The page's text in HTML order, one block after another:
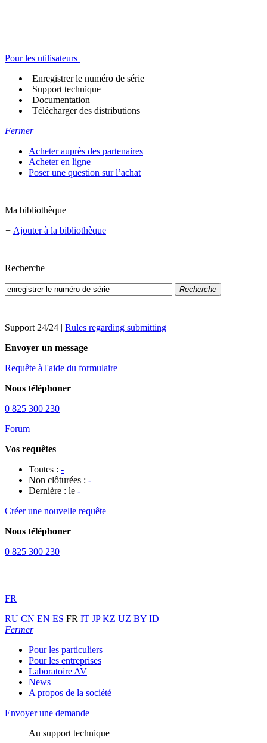
Pour les utilisateurs
Enregistrer le numéro de série
Support technique
Documentation
Télécharger des distributions
Fermer
Acheter auprès des partenaires
Acheter en ligne
Poser une question sur l’achat
Ma bibliothèque
+ Ajouter à la bibliothèque
Recherche
Recherche
Support 24/24 | Rules regarding submitting
Envoyer un message
Requête à l'aide du formulaire
Nous téléphoner
0 825 300 230
Forum
Vos requêtes
Toutes : -
Non clôturées : -
Dernière : le -
Créer une nouvelle requête
Nous téléphoner
0 825 300 230
FR
RU CN EN ES FR IT JPKZ UZ BY ID
Fermer
Pour les particuliers
Pour les entreprises
Laboratoire AV
News
A propos de la société
Envoyer une demande
Au support technique